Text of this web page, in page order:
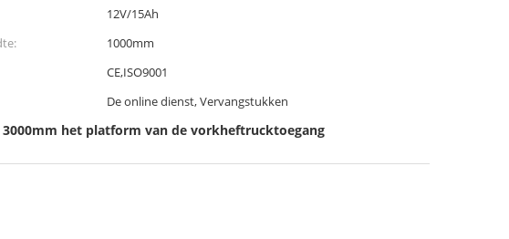
12V/15Ah
1000mm
CE,ISO9001
De online dienst, Vervangstukken
3000mm het platform van de vorkheftrucktoegang